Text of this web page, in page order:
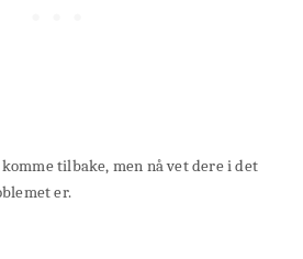
komme tilbake, men nå vet dere i det
er.